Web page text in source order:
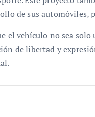
de sus automóviles,
el vehículo no sea
de libertad y